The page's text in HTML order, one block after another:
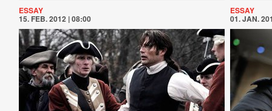
ESSAY
15. FEB. 2012 | 08:00
ESSAY
01. JAN.